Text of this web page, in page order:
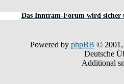
Das Inntram-Forum wird sicher
Powered by phpBB © 2001,
Deutsche
Additional